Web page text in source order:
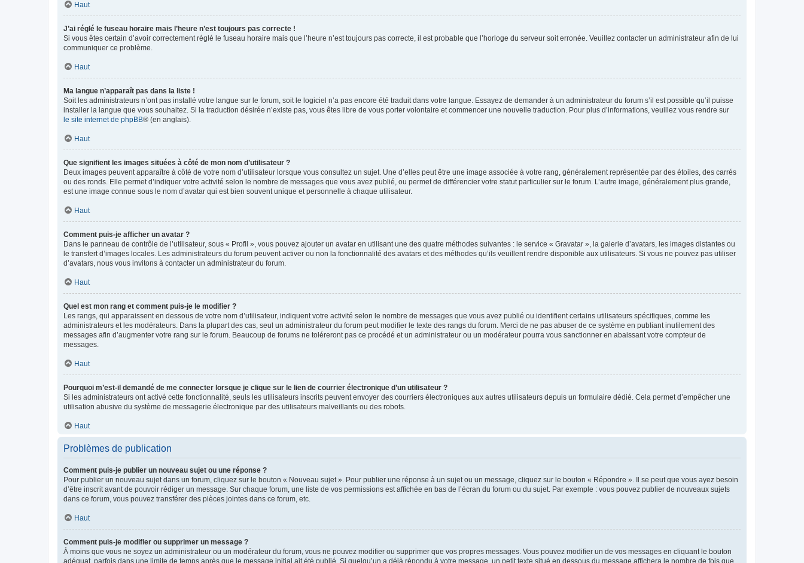
Haut
J’ai réglé le fuseau horaire mais l’heure n’est toujours pas correcte !
Si vous êtes certain d’avoir correctement réglé le fuseau horaire mais que l’heure n’est toujours pas correcte, il est probable que l’horloge du serveur soit erronée. Veuillez contacter un administrateur afin de lui
communiquer ce problème.
Haut
Ma langue n’apparaît pas dans la liste !
Soit les administrateurs n’ont pas installé votre langue sur le forum, soit le logiciel n’a pas encore été traduit dans votre langue. Essayez de demander à un administrateur du forum s’il est possible qu’il puisse
installer la langue que vous souhaitez. Si la traduction désirée n’existe pas, vous êtes libre de vous porter volontaire et commencer une nouvelle traduction. Pour plus d’informations, veuillez vous rendre sur
le site internet de phpBB® (en anglais).
Haut
Que signifient les images situées à côté de mon nom d’utilisateur ?
Deux images peuvent apparaître à côté de votre nom d’utilisateur lorsque vous consultez un sujet. Une d’elles peut être une image associée à votre rang, généralement représentée par des étoiles, des carrés
ou des ronds. Elle permet d’indiquer votre activité selon le nombre de messages que vous avez publié, ou permet de différencier votre statut particulier sur le forum. L’autre image, généralement plus grande,
est une image connue sous le nom d’avatar qui est bien souvent unique et personnelle à chaque utilisateur.
Haut
Comment puis-je afficher un avatar ?
Dans le panneau de contrôle de l’utilisateur, sous « Profil », vous pouvez ajouter un avatar en utilisant une des quatre méthodes suivantes : le service « Gravatar », la galerie d’avatars, les images distantes ou
le transfert d’images locales. Les administrateurs du forum peuvent activer ou non la fonctionnalité des avatars et des méthodes qu’ils veuillent rendre disponible aux utilisateurs. Si vous ne pouvez pas utiliser
d’avatars, nous vous invitons à contacter un administrateur du forum.
Haut
Quel est mon rang et comment puis-je le modifier ?
Les rangs, qui apparaissent en dessous de votre nom d’utilisateur, indiquent votre activité selon le nombre de messages que vous avez publié ou identifient certains utilisateurs spécifiques, comme les
administrateurs et les modérateurs. Dans la plupart des cas, seul un administrateur du forum peut modifier le texte des rangs du forum. Merci de ne pas abuser de ce système en publiant inutilement des
messages afin d’augmenter votre rang sur le forum. Beaucoup de forums ne toléreront pas ce procédé et un administrateur ou un modérateur pourra vous sanctionner en abaissant votre compteur de
messages.
Haut
Pourquoi m’est-il demandé de me connecter lorsque je clique sur le lien de courrier électronique d’un utilisateur ?
Si les administrateurs ont activé cette fonctionnalité, seuls les utilisateurs inscrits peuvent envoyer des courriers électroniques aux autres utilisateurs depuis un formulaire dédié. Cela permet d’empêcher une
utilisation abusive du système de messagerie électronique par des utilisateurs malveillants ou des robots.
Haut
Problèmes de publication
Comment puis-je publier un nouveau sujet ou une réponse ?
Pour publier un nouveau sujet dans un forum, cliquez sur le bouton « Nouveau sujet ». Pour publier une réponse à un sujet ou un message, cliquez sur le bouton « Répondre ». Il se peut que vous ayez besoin
d’être inscrit avant de pouvoir rédiger un message. Sur chaque forum, une liste de vos permissions est affichée en bas de l’écran du forum ou du sujet. Par exemple : vous pouvez publier de nouveaux sujets
dans ce forum, vous pouvez transférer des pièces jointes dans ce forum, etc.
Haut
Comment puis-je modifier ou supprimer un message ?
À moins que vous ne soyez un administrateur ou un modérateur du forum, vous ne pouvez modifier ou supprimer que vos propres messages. Vous pouvez modifier un de vos messages en cliquant le bouton
adéquat, parfois dans une limite de temps après que le message initial ait été publié. Si quelqu’un a déjà répondu à votre message, un petit texte situé en dessous du message affichera le nombre de fois que